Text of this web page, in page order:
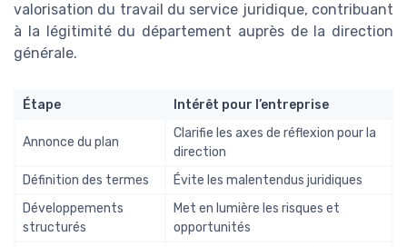
valorisation du travail du service juridique, contribuant
à la légitimité du département auprès de la direction
générale.
Étape Intérêt pour l’entreprise
Annonce du plan
Clarifie les axes de réflexion pour la
direction
Définition des termes
Évite les malentendus juridiques
Développements
structurés
Met en lumière les risques et
opportunités